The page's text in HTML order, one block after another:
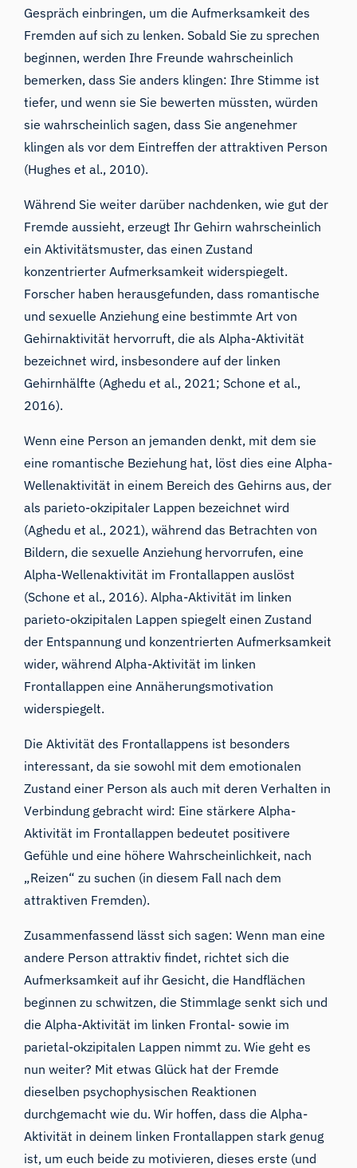
Gespräch einbringen, um die Aufmerksamkeit des
Fremden auf sich zu lenken. Sobald Sie zu sprechen
beginnen, werden Ihre Freunde wahrscheinlich
bemerken, dass Sie anders klingen: Ihre Stimme ist
tiefer, und wenn sie Sie bewerten müssten, würden
sie wahrscheinlich sagen, dass Sie angenehmer
klingen als vor dem Eintreffen der attraktiven Person
(Hughes et al., 2010).
Während Sie weiter darüber nachdenken, wie gut der
Fremde aussieht, erzeugt Ihr Gehirn wahrscheinlich
ein Aktivitätsmuster, das einen Zustand
konzentrierter Aufmerksamkeit widerspiegelt.
Forscher haben herausgefunden, dass romantische
und sexuelle Anziehung eine bestimmte Art von
Gehirnaktivität hervorruft, die alsAlpha-Aktivität
bezeichnet wird, insbesondere auf der linken
Gehirnhälfte (Aghedu et al., 2021; Schone et al.,
2016).
Wenn eine Person an jemanden denkt, mit dem sie
eine romantische Beziehung hat, löst dies eine Alpha-
Wellenaktivität in einem Bereich des Gehirns aus, der
als parieto-okzipitaler Lappen bezeichnet wird
(Aghedu et al., 2021), während das Betrachten von
Bildern, die sexuelle Anziehung hervorrufen, eine
Alpha-Wellenaktivität im Frontallappen auslöst
(Schone et al., 2016). Alpha-Aktivität im linken
parieto-okzipitalen Lappen spiegelt einen Zustand
der Entspannung und konzentrierten Aufmerksamkeit
wider, während Alpha-Aktivität im linken
Frontallappen eine Annäherungsmotivation
widerspiegelt.
Die Aktivität des Frontallappens ist besonders
interessant, da sie sowohl mit dem emotionalen
Zustand einer Person als auch mit deren Verhalten in
Verbindung gebracht wird: Eine stärkere Alpha-
Aktivität im Frontallappen bedeutet positivere
Gefühle und eine höhere Wahrscheinlichkeit, nach
„Reizen“ zu suchen (in diesem Fall nach dem
attraktiven Fremden).
Zusammenfassend lässt sich sagen: Wenn man eine
andere Person attraktiv findet, richtet sich die
Aufmerksamkeit auf ihr Gesicht, die Handflächen
beginnen zu schwitzen, die Stimmlage senkt sich und
die Alpha-Aktivität im linken Frontal- sowie im
parietal-okzipitalen Lappen nimmt zu. Wie geht es
nun weiter? Mit etwas Glück hat der Fremde
dieselben psychophysischen Reaktionen
durchgemacht wie du. Wir hoffen, dass die Alpha-
Aktivität in deinem linken Frontallappen stark genug
ist, um euch beide zu motivieren, dieses erste (und